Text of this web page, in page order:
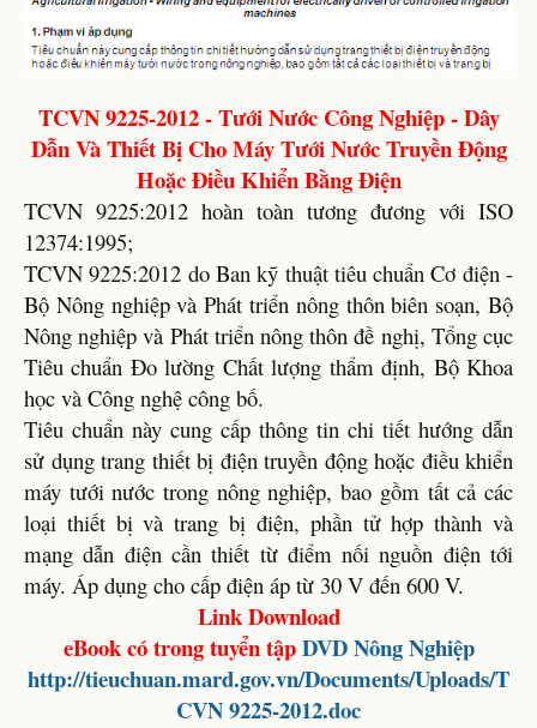
TCVN 9225-2012 - Tưới Nước Công Nghiệp - Dây
Dẫn Và Thiết Bị Cho Máy Tưới Nước Truyền Động
Hoặc Điều Khiển Bằng Điện
TCVN 9225:2012 hoàn toàn tương đương với ISO
12374:1995;
TCVN 9225:2012 do Ban kỹ thuật tiêu chuẩn Cơ điện -
Bộ Nông nghiệp và Phát triển nông thôn biên soạn, Bộ
Nông nghiệp và Phát triển nông thôn đề nghị, Tổng cục
Tiêu chuẩn Đo lường Chất lượng thẩm định, Bộ Khoa
học và Công nghệ công bố.
Tiêu chuẩn này cung cấp thông tin chi tiết hướng dẫn
sử dụng trang thiết bị điện truyền động hoặc điều khiển
máy tưới nước trong nông nghiệp, bao gồm tất cả các
loại thiết bị và trang bị điện, phần tử hợp thành và
mạng dẫn điện cần thiết từ điểm nối nguồn điện tới
máy. Áp dụng cho cấp điện áp từ 30 V đến 600 V.
Link Download
eBook có trong tuyển tậpDVD Nông Nghiệp
http://tieuchuan.mard.gov.vn/Documents/Uploads/T
CVN 9225-2012.doc